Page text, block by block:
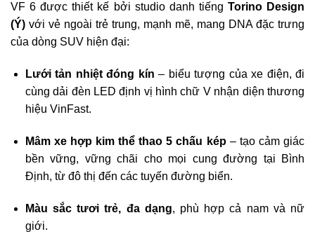
VF 6 được thiết kế bởi studio danh tiếng Torino Design
(Ý) với vẻ ngoài trẻ trung, mạnh mẽ, mang DNA đặc trưng
của dòng SUV hiện đại:
Lưới tản nhiệt đóng kín – biểu tượng của xe điện, đi
cùng dải đèn LED định vị hình chữ V nhận diện thương
hiệu VinFast.
Mâm xe hợp kim thể thao 5 chấu kép– tạo cảm giác
bền vững, vững chãi cho mọi cung đường tại Bình
Định, từ đô thị đến các tuyến đường biển.
Màu sắc tươi trẻ, đa dạng, phù hợp cả nam và nữ
giới.